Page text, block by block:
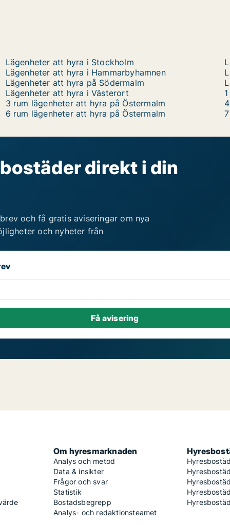
Lägenheter att hyra i Stockholm
Lägenheter att hyra i Hammarbyhamnen
Lägenheter att hyra på Södermalm
Lägenheter att hyra i Västerort
3 rum lägenheter att hyra på Östermalm
6 rum lägenheter att hyra på Östermalm
direkt i din
och få gratis aviseringar om nya
och nyheter från
Om hyresmarknaden
Analys och metod
Data & insikter
Frågor och svar
Statistik
Bostadsbegrepp
Analys- och redaktionsteamet